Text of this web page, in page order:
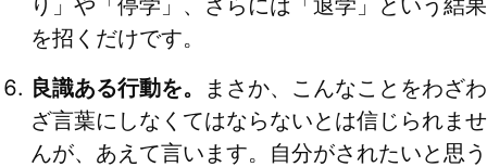
り」や「停学」、さらには「退学」という結果
を招くだけです。
良識ある行動を。
まさか、こんなことをわざわ
ざ言葉にしなくてはならないとは信じられませ
んが、あえて言います。自分がされたいと思う